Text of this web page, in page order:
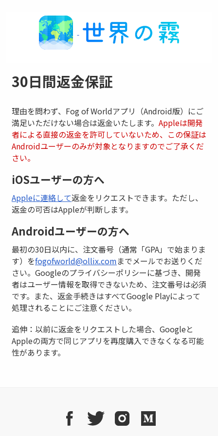
30日間返金保証
理由を問わず、Fog of Worldアプリ（Android版）にご
満足いただけない場合は返金いたします。 Appleは開発
者による直接の返金を許可していないため、この保証は
Androidユーザーのみが対象となりますのでご了承くだ
さい。
iOSユーザーの方へ
Appleに連絡して返金をリクエストできます。ただし、
返金の可否はAppleが判断します。
Androidユーザーの方へ
最初の30日以内に、注文番号（通常「GPA」で始まりま
す）をfogofworld@ollix.comまでメールでお送りくだ
さい。Googleのプライバシーポリシーに基づき、開発
者はユーザー情報を取得できないため、注文番号は必須
です。また、返金手続きはすべてGoogle Playによって
処理されることにご注意ください。
追伸：以前に返金をリクエストした場合、Googleと
Appleの両方で同じアプリを再度購入できなくなる可能
性があります。